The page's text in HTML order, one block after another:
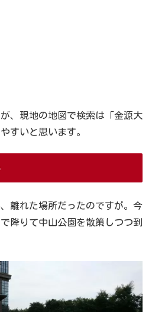
、現地の地図で検索は「金源大
すいと思います。
離れた場所だったのですが。今
降りて中山公園を散策しつつ到